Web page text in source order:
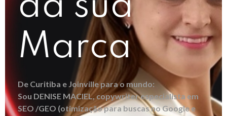
Marca
De Curitiba e Joinville para o mundo:
Sou DENISE MACIEL, copywriter especialista em
SEO /GEO (otimização para buscas no Google e